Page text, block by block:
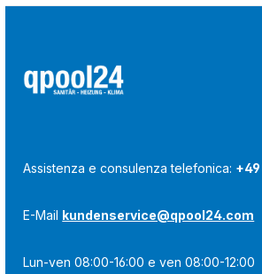
Assistenza e consulenza telefonica:
E-Mail kundenservice@qpool24.com
Lun-ven 08:00-16:00 e ven 08:00-12:00